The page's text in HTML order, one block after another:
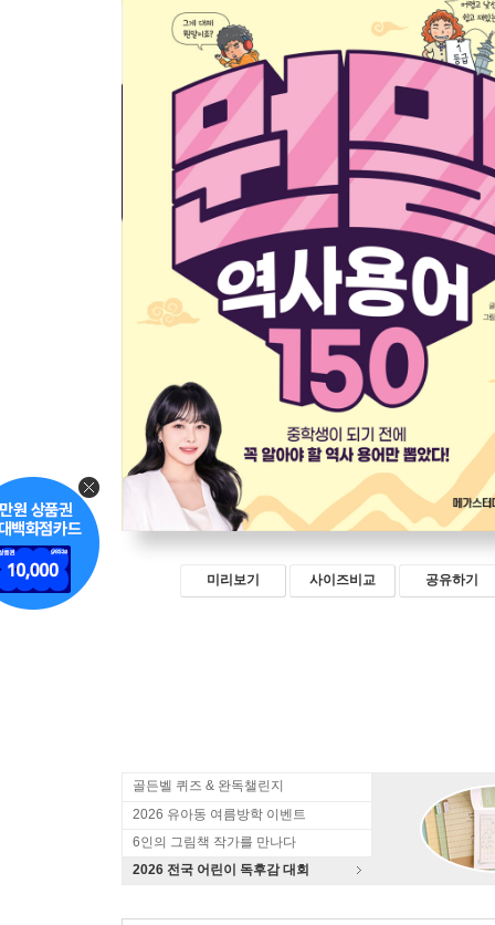
미리보기 사이즈비교 공유하기
골든벨 퀴즈 & 완독챌린지
2026 유아동 여름방학 이벤트
6인의 그림책 작가를 만나다
2026 전국 어린이 독후감 대회